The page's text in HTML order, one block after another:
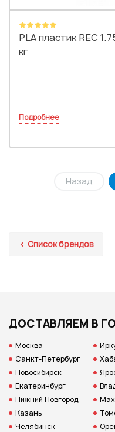
PLA пластик REC
кг
Подробнее
Назад
Список брендов
ДОСТАВЛЯЕМ В
Москва
Санкт-Петербург
Новосибирск
Екатеринбург
Нижний Новгород
Казань
Челябинск